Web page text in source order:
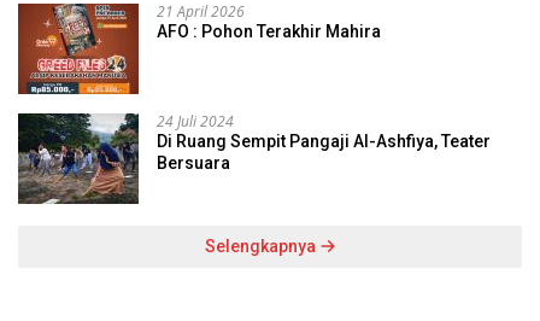
21 April 2026
AFO : Pohon Terakhir Mahira
24 Juli 2024
Di Ruang Sempit Pangaji Al-Ashfiya, Teater
Bersuara
Selengkapnya